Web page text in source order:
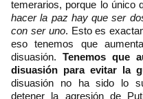
temerarios, porque lo único
hacer la paz hay que ser
con ser uno. Esto es
eso tenemos que
disuasión. Tenemos que
disuasión para evitar la
disuasión no ha sido lo
detener la agresión de